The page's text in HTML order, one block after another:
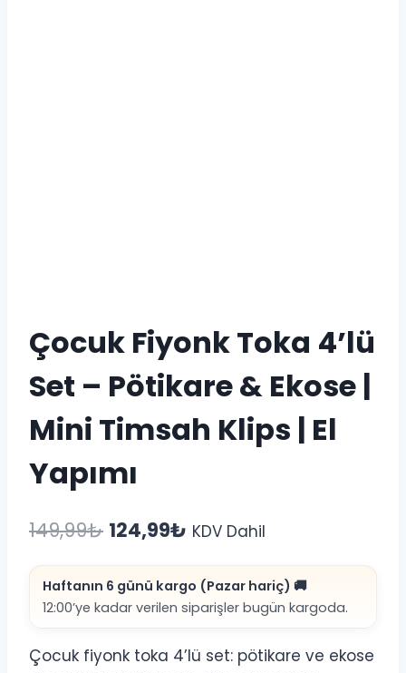
Çocuk Fiyonk Toka 4’lü
Set – Pötikare & Ekose |
Mini Timsah Klips | El
Yapımı
149,99₺ Orijinal
149,99₺.
124,99₺ Şu
fiyat:
124,99₺.
KDV Dahil
Haftanın 6 günü kargo (Pazar hariç) 🚚
12:00’ye kadar verilen siparişler bugün kargoda.
Çocuk fiyonk toka 4’lü set: pötikare ve ekose